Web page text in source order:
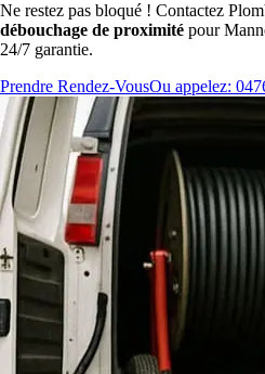
Ne restez pas bloqué ! Contactez
débouchage de proximité pour
24/7 garantie.
Prendre Rendez-VousOu appelez: